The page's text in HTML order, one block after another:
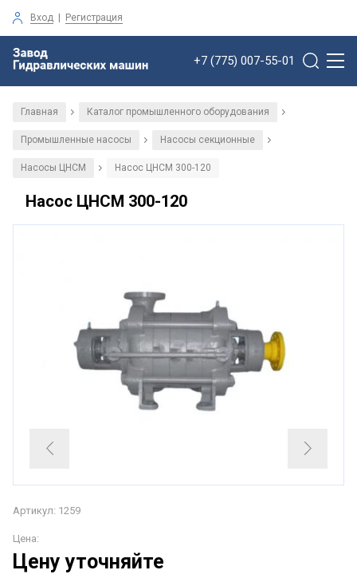
Вход | Регистрация
+7 (775) 007-55-01
Главная / Каталог промышленного оборудования /
Промышленные насосы / Насосы секционные /
Насосы ЦНСМ / Насос ЦНСМ 300-120
Насос ЦНСМ 300-120
Артикул: 1259
Цена:
Цену уточняйте